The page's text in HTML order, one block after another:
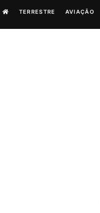
TERRESTRE AVIAÇÃO